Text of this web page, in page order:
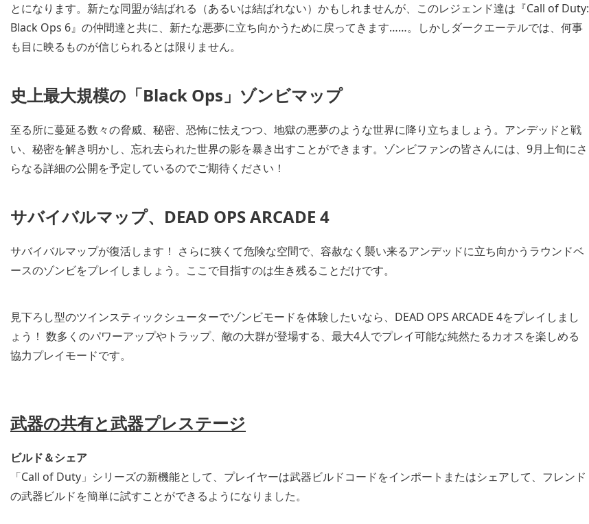
とになります。新たな同盟が結ばれる（あるいは結ばれない）かもしれませんが、このレジェンド達は『Call of Duty:
Black Ops 6』の仲間達と共に、新たな悪夢に立ち向かうために戻ってきます……。しかしダークエーテルでは、何事
も目に映るものが信じられるとは限りません。
史上最大規模の「Black Ops 」ゾンビマップ
至る所に蔓延る数々の脅威、秘密、恐怖に怯えつつ、地獄の悪夢のような世界に降り立ちましょう。アンデッドと戦
い、秘密を解き明かし、忘れ去られた世界の影を暴き出すことができます。ゾンビファンの皆さんには、9月上旬にさ
らなる詳細の公開を予定しているのでご期待ください！
サバイバルマップ、 DEAD OPS ARCADE 4
サバイバルマップが復活します！ さらに狭くて危険な空間で、容赦なく襲い来るアンデッドに立ち向かうラウンドベ
ースのゾンビをプレイしましょう。ここで目指すのは生き残ることだけです。
見下ろし型のツインスティックシューターでゾンビモードを体験したいなら、DEAD OPS ARCADE 4をプレイしまし
ょう！ 数多くのパワーアップやトラップ、敵の大群が登場する、最大4人でプレイ可能な純然たるカオスを楽しめる
協力プレイモードです。
武器の共有と武器プレステージ
ビルド＆シェア
「Call of Duty」シリーズの新機能として、プレイヤーは武器ビルドコードをインポートまたはシェアして、フレンド
の武器ビルドを簡単に試すことができるようになりました。